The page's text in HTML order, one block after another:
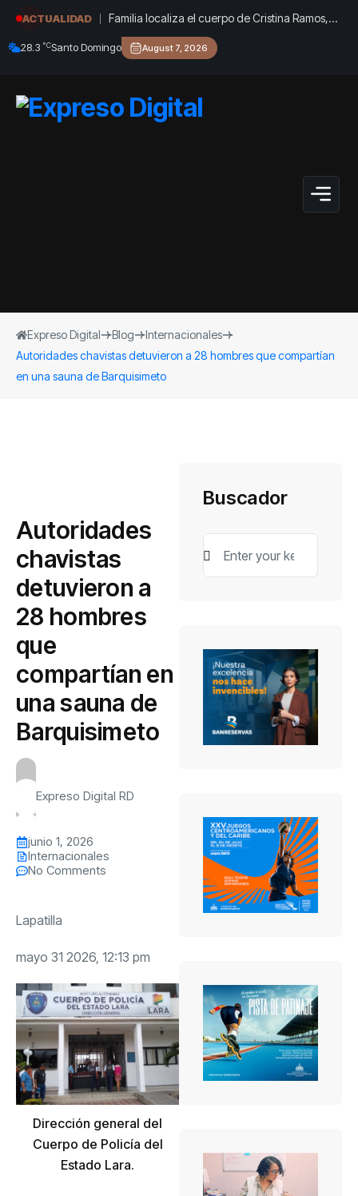
ACTUALIDAD
Familia localiza el cuerpo de Cristina Ramos,
“la señora de las uñas bonitas”
28.3 °CSanto Domingo August 7, 2026
Expreso Digital Blog
Internacionales
Autoridades chavistas detuvieron a 28 hombres que compartían
en una sauna de Barquisimeto
Autoridades
chavistas
detuvieron a
28 hombres
que
compartían en
una sauna de
Barquisimeto
Expreso Digital RD
junio 1, 2026
Internacionales
No Comments
Lapatilla
mayo 31 2026, 12:13 pm
Dirección general del
Cuerpo de Policía del
Estado Lara.
Buscador